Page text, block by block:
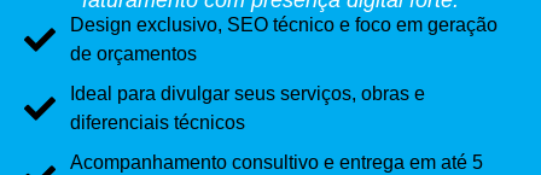
Design exclusivo, SEO técnico e foco em geração
de orçamentos
Ideal para divulgar seus serviços, obras e
diferenciais técnicos
Acompanhamento consultivo e entrega em até 5